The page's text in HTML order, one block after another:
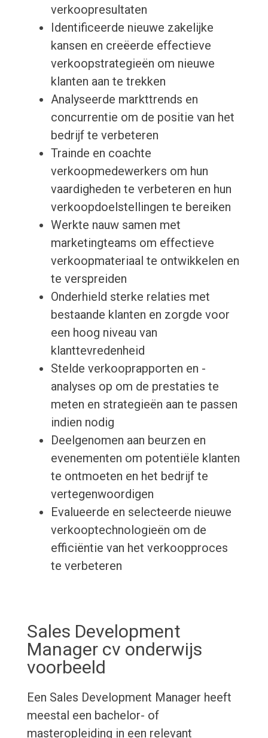
verkoopresultaten
Identificeerde nieuwe zakelijke
kansen en creëerde effectieve
verkoopstrategieën om nieuwe
klanten aan te trekken
Analyseerde markttrends en
concurrentie om de positie van het
bedrijf te verbeteren
Trainde en coachte
verkoopmedewerkers om hun
vaardigheden te verbeteren en hun
verkoopdoelstellingen te bereiken
Werkte nauw samen met
marketingteams om effectieve
verkoopmateriaal te ontwikkelen en
te verspreiden
Onderhield sterke relaties met
bestaande klanten en zorgde voor
een hoog niveau van
klanttevredenheid
Stelde verkooprapporten en -
analyses op om de prestaties te
meten en strategieën aan te passen
indien nodig
Deelgenomen aan beurzen en
evenementen om potentiële klanten
te ontmoeten en het bedrijf te
vertegenwoordigen
Evalueerde en selecteerde nieuwe
verkooptechnologieën om de
efficiëntie van het verkoopproces
te verbeteren
Sales Development
Manager cv onderwijs
voorbeeld
Een Sales Development Manager heeft
meestal een bachelor- of
masteropleiding in een relevant